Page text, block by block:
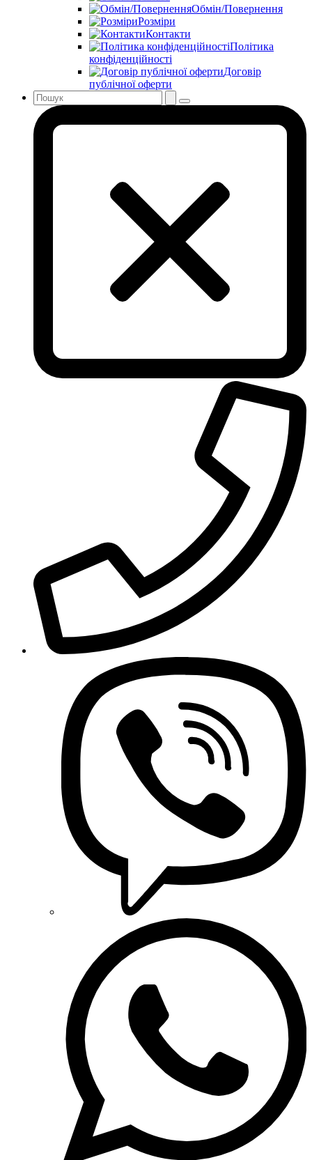
Обмін/Повернення
Розміри
Контакти
Політика
конфіденційності
Договір
публічної оферти